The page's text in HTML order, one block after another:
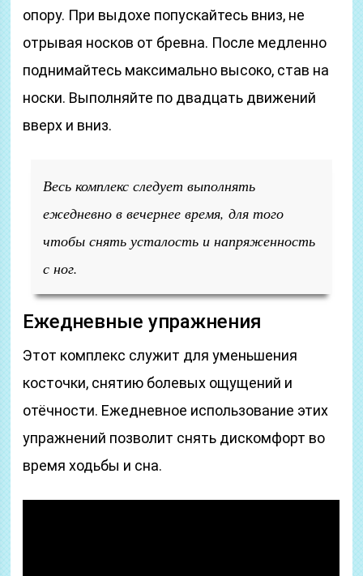
опору. При выдохе попускайтесь вниз, не
отрывая носков от бревна. После медленно
поднимайтесь максимально высоко, став на
носки. Выполняйте по двадцать движений
вверх и вниз.
Весь комплекс следует выполнять
ежедневно в вечернее время, для того
чтобы снять усталость и напряженность
с ног.
Ежедневные упражнения
Этот комплекс служит для уменьшения
косточки, снятию болевых ощущений и
отёчности. Ежедневное использование этих
упражнений позволит снять дискомфорт во
время ходьбы и сна.